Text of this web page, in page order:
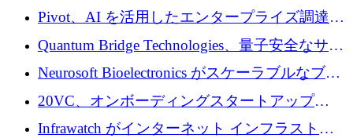
グループ利益は減少
Pivot、AI を活用したエンタープライズ調達プ
ラットフォームを拡大するために 4,000 万ド
ルを調達
Quantum Bridge Technologies、量子安全なサイ
バーセキュリティ インフラストラクチャの拡
張にシリーズ A で 800 万ドルを投入
Neurosoft Bioelectronics がスケーラブルなブレ
イン コンピューター インターフェイスのため
に 750 万ドルを調達
20VC、オンボーディングスタートアップ
Prelude へのシリーズ A 投資で 2,000 万ドルを
Infrawatch がインターネット インフラストラ